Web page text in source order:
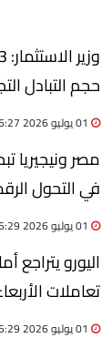
حجم التبادل
ونيجيريا في 2025
01 يوليو 2026 06:27 م
مصر ونيجيريا
في التحول
وزيادة
01 يوليو 2026 06:29 م
اليورو يتراجع
تعاملات
الأسعار بالبنوك
01 يوليو 2026 06:29 م